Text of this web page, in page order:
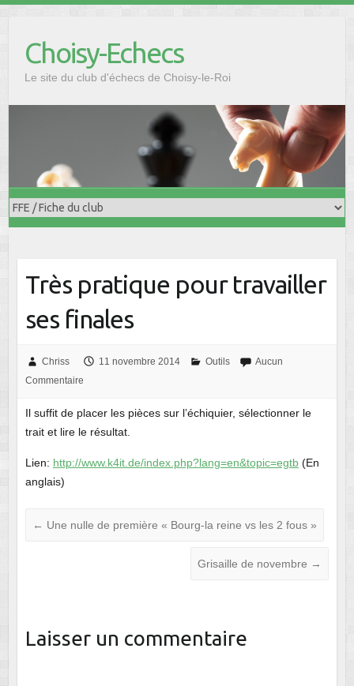
contentChoisy-Echecs
Le site du club d'échecs de Choisy-le-Roi
Très pratique pour travailler
ses finales
Chriss 11 novembre 2014 Outils
Aucun
Commentaire
Il suffit de placer les pièces sur l’échiquier, sélectionner le
trait et lire le résultat.
Lien: http://www.k4it.de/index.php?lang=en&topic=egtb(En
anglais)
← Une nulle de première « Bourg-la reine vs les 2 fous »
Grisaille de novembre →
Laisser un commentaire